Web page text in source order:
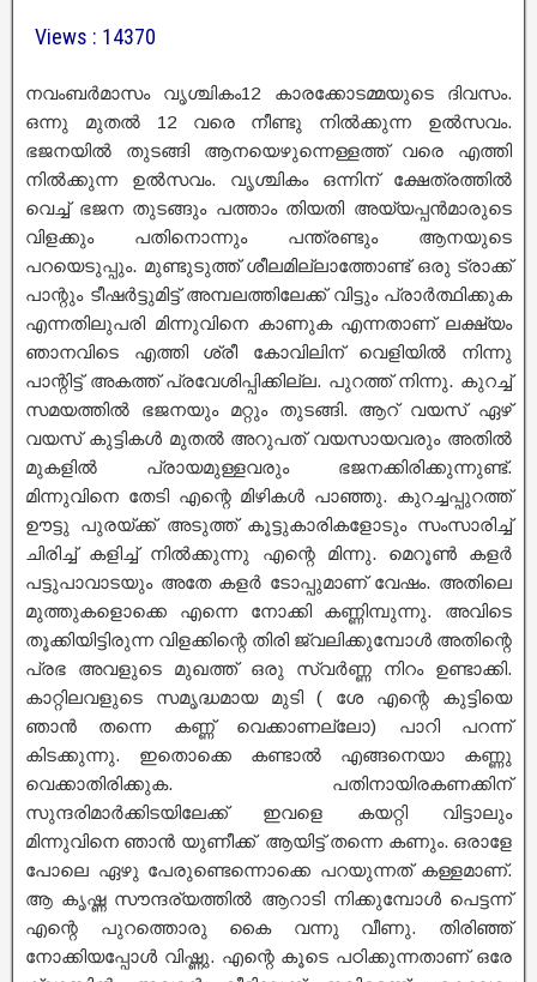
Views : 14370
നവംബർമാസം വൃശ്ചികം12 കാരക്കോടമ്മയുടെ ദിവസം.
ഒന്നു മുതൽ 12 വരെ നീണ്ടു നിൽക്കുന്ന ഉൽസവം.
ഭജനയിൽ തുടങ്ങി ആനയെഴുന്നെള്ളത്ത് വരെ എത്തി
നിൽക്കുന്ന ഉൽസവം. വൃശ്ചികം ഒന്നിന് ക്ഷേത്രത്തിൽ
വെച്ച് ഭജന തുടങ്ങും പത്താം തിയതി അയ്യപ്പൻമാരുടെ
വിളക്കും പതിനൊന്നും പന്ത്രണ്ടും ആനയുടെ
പറയെടുപ്പും. മുണ്ടുടുത്ത് ശീലമില്ലാത്തോണ്ട് ഒരു ട്രാക്ക്
പാന്റും ടീഷർട്ടുമിട്ട് അമ്പലത്തിലേക്ക് വിട്ടും പ്രാർത്ഥിക്കുക
എന്നതിലുപരി മിന്നുവിനെ കാണുക എന്നതാണ് ലക്ഷ്യം
ഞാനവിടെ എത്തി ശ്രീ കോവിലിന് വെളിയിൽ നിന്നു
പാന്റിട്ട് അകത്ത് പ്രവേശിപ്പിക്കില്ല. പുറത്ത് നിന്നു. കുറച്ച്
സമയത്തിൽ ഭജനയും മറ്റും തുടങ്ങി. ആറ് വയസ് ഏഴ്
വയസ് കുട്ടികൾ മുതൽ അറുപത് വയസായവരും അതിൽ
മുകളിൽ പ്രായമുള്ളവരും ഭജനക്കിരിക്കുന്നുണ്ട്.
മിന്നുവിനെ തേടി എന്റെ മിഴികൾ പാഞ്ഞു. കുറച്ചപ്പുറത്ത്
ഊട്ടു പുരയ്ക്ക് അടുത്ത് കൂട്ടുകാരികളോടും സംസാരിച്ച്
ചിരിച്ച് കളിച്ച് നിൽക്കുന്നു എന്റെ മിന്നു. മെറൂൺ കളർ
പട്ടുപാവാടയും അതേ കളർ ടോപ്പുമാണ് വേഷം. അതിലെ
മുത്തുകളൊക്കെ എന്നെ നോക്കി കണ്ണിമ്പുന്നു. അവിടെ
തൂക്കിയിട്ടിരുന്ന വിളക്കിന്റെ തിരി ജ്വലിക്കുമ്പോൾ അതിന്റെ
പ്രഭ അവളുടെ മുഖത്ത് ഒരു സ്വർണ്ണ നിറം ഉണ്ടാക്കി.
കാറ്റിലവളുടെ സമൃദ്ധമായ മുടി ( ശേ എന്റെ കുട്ടിയെ
ഞാൻ തന്നെ കണ്ണ് വെക്കാണല്ലോ) പാറി പറന്ന്
കിടക്കുന്നു. ഇതൊക്കെ കണ്ടാൽ എങ്ങനെയാ കണ്ണു
വെക്കാതിരിക്കുക. പതിനായിരകണക്കിന്
സുന്ദരിമാർക്കിടയിലേക്ക് ഇവളെ കയറ്റി വിട്ടാലും
മിന്നുവിനെ ഞാൻ യുണീക്ക് ആയിട്ട് തന്നെ കണും. ഒരാളേ
പോലെ ഏഴു പേരുണ്ടെന്നൊക്കെ പറയുന്നത് കള്ളമാണ്.
ആ കൃഷ്ണ സൗന്ദര്യത്തിൽ ആറാടി നിക്കുമ്പോൾ പെട്ടന്ന്
എന്റെ പുറത്തൊരു കൈ വന്നു വീണു. തിരിഞ്ഞ്
നോക്കിയപ്പോൾ വിഷ്ണു. എന്റെ കൂടെ പഠിക്കുന്നതാണ് ഒരേ